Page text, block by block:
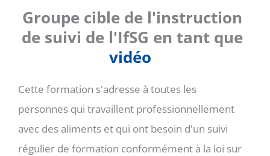
Groupe cible de l'instruction
de suivi de l'IfSG en tant que
vidéo
Cette formation s'adresse à toutes les
personnes qui travaillent professionnellement
avec des aliments et qui ont besoin d'un suivi
régulier de formation conformément à la loi sur